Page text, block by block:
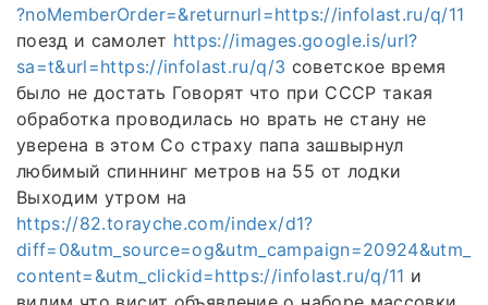
?noMemberOrder=&returnurl=https://infolast.ru/q/11
поезд и самолет https://images.google.is/url?
sa=t&url=https://infolast.ru/q/3 советское время
было не достать Говорят что при СССР такая
обработка проводилась но врать не стану не
уверена в этом Со страху папа зашвырнул
любимый спиннинг метров на 55 от лодки
Выходим утром на
https://82.torayche.com/index/d1?
diff=0&utm_source=og&utm_campaign=20924&utm_
content=&utm_clickid=https://infolast.ru/q/11 и